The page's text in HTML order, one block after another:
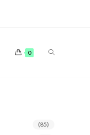
0 ALTERNAR
(85)